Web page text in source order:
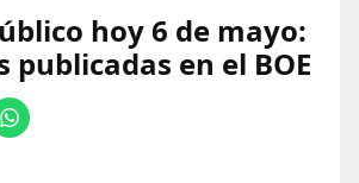
hoy 6 de mayo:
publicadas en el BOE